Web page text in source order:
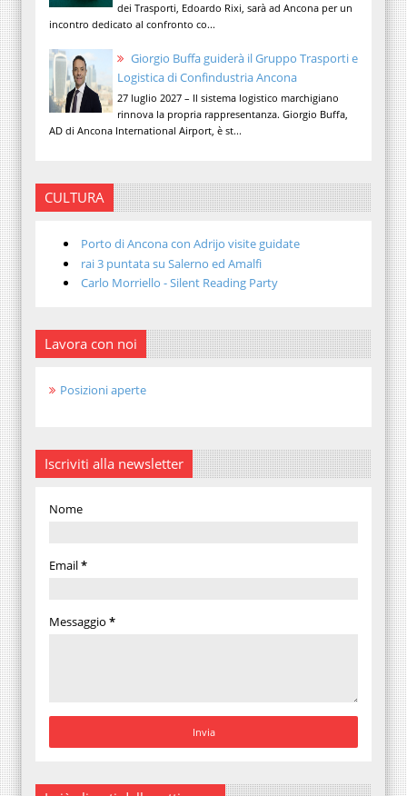
dei Trasporti, Edoardo Rixi, sarà ad Ancona per un
incontro dedicato al confronto co...
Giorgio Buffa guiderà il Gruppo Trasporti e
Logistica di Confindustria Ancona
27 luglio 2027 – Il sistema logistico marchigiano
rinnova la propria rappresentanza. Giorgio Buffa,
AD di Ancona International Airport, è st...
CULTURA
Porto di Ancona con Adrijo visite guidate
rai 3 puntata su Salerno ed Amalfi
Carlo Morriello - Silent Reading Party
Lavora con noi
Posizioni aperte
Iscriviti alla newsletter
Nome
Email*
Messaggio *